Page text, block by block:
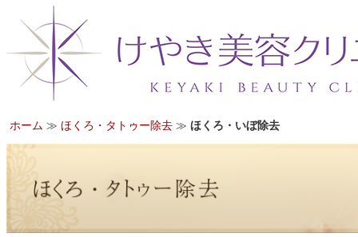
ホーム ≫ ほくろ・タトゥー除去 ≫ ほくろ・いぼ除去